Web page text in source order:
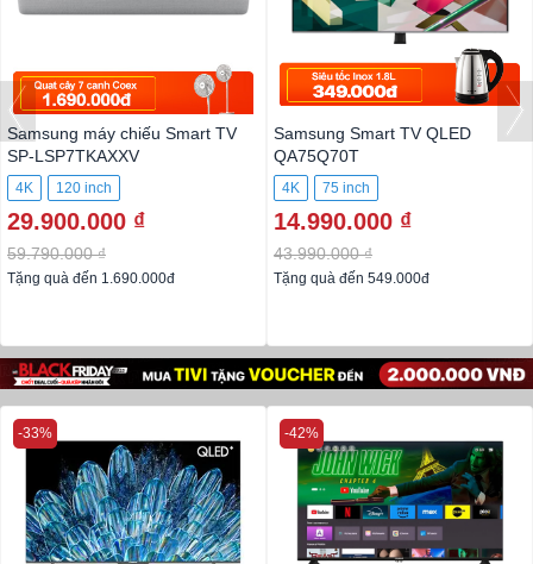
Samsung máy chiếu Smart TV
SP-LSP7TKAXXV
4K 120 inch
29.900.000 ₫
59.790.000 ₫
Tặng quà đến 1.690.000đ
Samsung Smart TV QLED
QA75Q70T
4K 75 inch
14.990.000 ₫
43.990.000 ₫
Tặng quà đến 549.000đ
-33% -42%